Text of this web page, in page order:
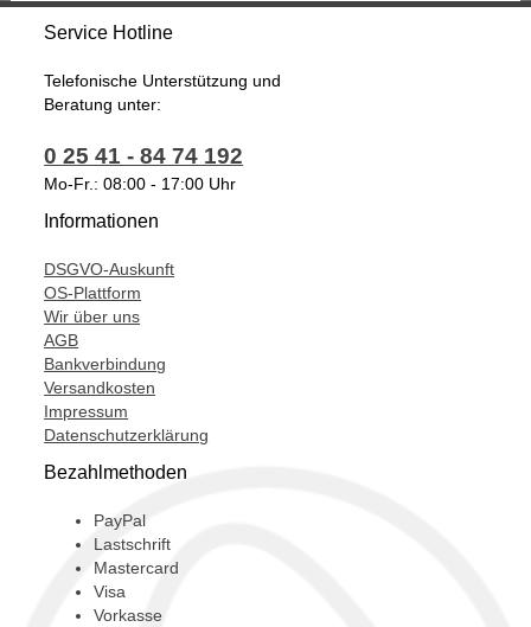
765156-0003,
765156-0004,
765156-0007,
765156-0008,
765156-5003S,
765156-5004S,
765156-5007S,
765156-5008S,
765156-7,
765156-8,
A6420900180,
A6420901580,
T915235,
Service Hotline
Telefonische Unterstützung und
Beratung unter:
0 25 41 - 84 74 192
Mo-Fr.: 08:00 - 17:00 Uhr
Informationen
DSGVO-Auskunft
OS-Plattform
Wir über uns
AGB
Bankverbindung
Versandkosten
Impressum
Datenschutzerklärung
Bezahlmethoden
PayPal
Lastschrift
Mastercard
Visa
Vorkasse